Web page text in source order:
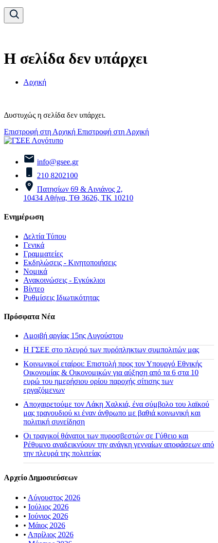
Η σελίδα δεν υπάρχει
Αρχική
Δυστυχώς η σελίδα δεν υπάρχει.
Επιστροφή στη Αρχική Επιστροφή στη Αρχική
info@gsee.gr
210 8202100
Πατησίων 69 & Αινιάνος 2,
10434 Αθήνα, ΤΘ 3626, ΤΚ 10210
Ενημέρωση
Δελτία Τύπου
Γενικά
Γραμματείες
Εκδηλώσεις - Κινητοποιήσεις
Νομικά
Ανακοινώσεις - Εγκύκλιοι
Βίντεο
Ρυθμίσεις Ιδιωτικότητας
Πρόσφατα Νέα
Αμοιβή αργίας 15ης Αυγούστου
H ΓΣΕΕ στο πλευρό των πυρόπληκτων συμπολιτών μας
Κοινωνικοί εταίροι: Επιστολή προς τον Υπουργό Εθνικής
Οικονομίας & Οικονομικών για αύξηση από τα 6 στα 10
ευρώ του ημερήσιου ορίου παροχής σίτισης των
εργαζόμενων
Αποχαιρετούμε τον Λάκη Χαλκιά, ένα σύμβολο του λαϊκού
μας τραγουδιού κι έναν άνθρωπο με βαθιά κοινωνική και
πολιτική συνείδηση
Οι τραγικοί θάνατοι των πυροσβεστών σε Γύθειο και
Ρέθυμνο αναδεικνύουν την ανάγκη γενναίων αποφάσεων από
την πλευρά της πολιτείας
Αρχείο Δημοσιεύσεων
• Αύγουστος 2026
• Ιούλιος 2026
• Ιούνιος 2026
• Μάιος 2026
• Απρίλιος 2026